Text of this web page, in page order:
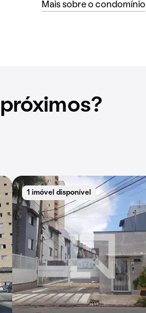
Mais sobre o condomínio
1 imóvel disponível